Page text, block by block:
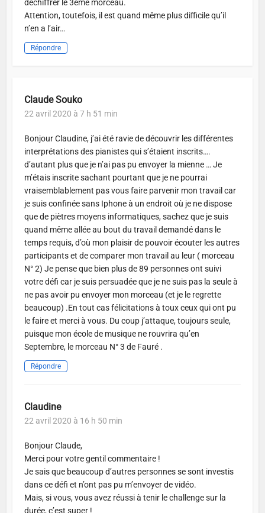
déchiffrer le 3ème morceau.
Attention, toutefois, il est quand même plus difficile qu’il
n’en a l’air…
Répondre
Claude Souko
22 avril 2020 à 7 h 51 min
Bonjour Claudine, j’ai été ravie de découvrir les différentes
interprétations des pianistes qui s’étaient inscrits….
d’autant plus que je n’ai pas pu envoyer la mienne … Je
m’étais inscrite sachant pourtant que je ne pourrai
vraisemblablement pas vous faire parvenir mon travail car
je suis confinée sans Iphone à un endroit où je ne dispose
que de piètres moyens informatiques, sachez que je suis
quand même allée au bout du travail demandé dans le
temps requis, d’où mon plaisir de pouvoir écouter les autres
participants et de comparer mon travail au leur ( morceau
N° 2) Je pense que bien plus de 89 personnes ont suivi
votre défi car je suis persuadée que je ne suis pas la seule à
ne pas avoir pu envoyer mon morceau (et je le regrette
beaucoup) .En tout cas félicitations à toux ceux qui ont pu
le faire et merci à vous. Du coup j’attaque, toujours seule,
puisque mon école de musique ne rouvrira qu’en
Septembre, le morceau N° 3 de Fauré .
Répondre
Claudine
22 avril 2020 à 16 h 50 min
Bonjour Claude,
Merci pour votre gentil commentaire !
Je sais que beaucoup d’autres personnes se sont investis
dans ce défi et n’ont pas pu m’envoyer de vidéo.
Mais, si vous, vous avez réussi à tenir le challenge sur la
durée, c’est super !